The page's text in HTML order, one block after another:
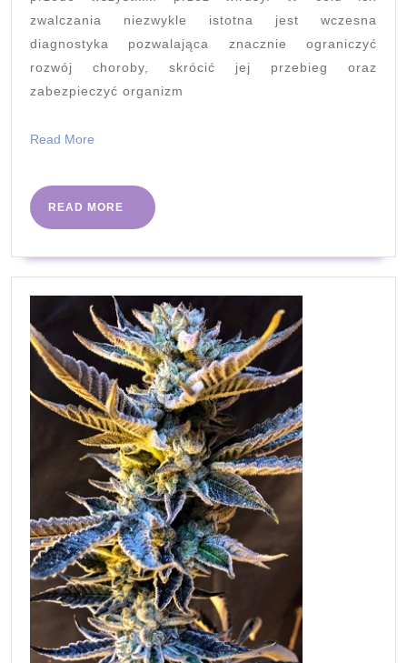
zwalczania niezwykle istotna jest wczesna
diagnostyka pozwalająca znacznie ograniczyć
rozwój choroby, skrócić jej przebieg oraz
zabezpieczyć organizm
Read More
READ MORE
READ
MORE